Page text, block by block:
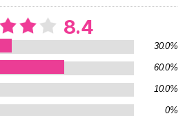
대한민국의 모태가 되는 해방정국을 제
면 정부, 박정희 정부, 유신체제, 전두환
부, 김대중 정부, 그리고 노무현 정부에
간 출간된 한국현대사
건을 중심으로 다루었다. 통사의 경우
해 다루어 역사적 사실을 구체적으로
8.4
30.0%
60.0%
10.0%
0%